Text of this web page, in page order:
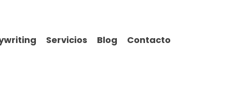
Servicios Blog Contacto